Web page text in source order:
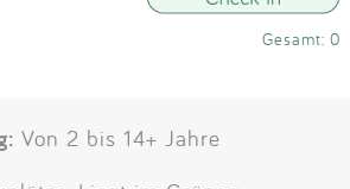
Gesamt: 0
Von 2 bis 14+ Jahre